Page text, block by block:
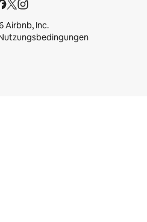
Airbnb, Inc.